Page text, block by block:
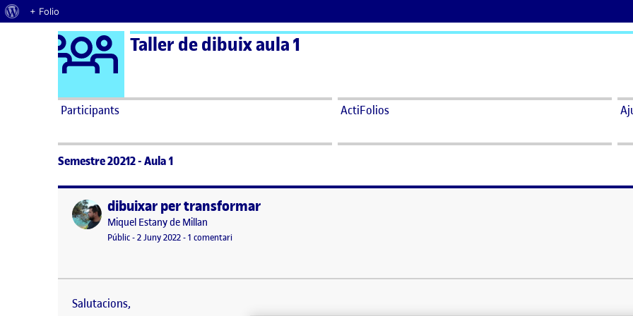
Quant al WordPress
+ Folio
Saltar al contingut Logo Ágora
Taller de dibuix aula 1
Participants ActiFolios
Semestre 20212 - Aula 1
Publicat perdibuixar per transformar
Publicat per
Miquel Estany de Millan
Visibilitat:
Públic-Data de publicació
2 Juny 2022-1 comentaria dibuixar per transformar
Salutacions, A continuació deixo l’esquema utilitzat per a la elaboració del fanzine. He escollit la temàtica de la igualtat de
Salutacions,